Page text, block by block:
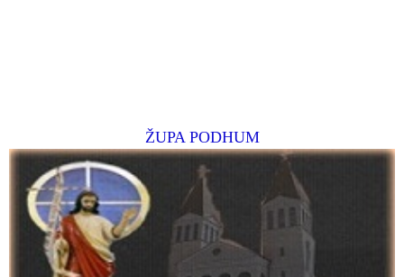
ŽUPA PODHUM